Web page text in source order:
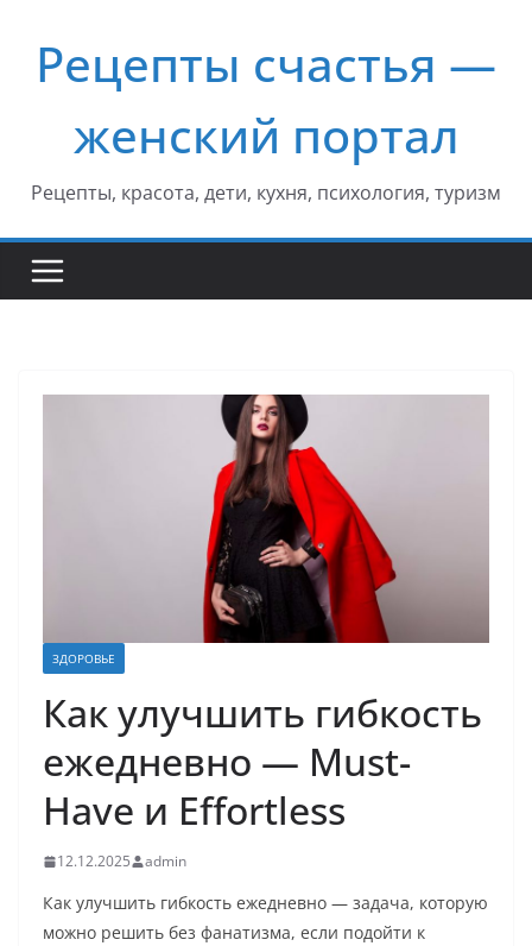
содержимому
Рецепты счастья —
женский портал
Рецепты, красота, дети, кухня, психология, туризм
ЗДОРОВЬЕ
Как улучшить гибкость
ежедневно — Must-
Have и Effortless
12.12.2025 admin
Как улучшить гибкость ежедневно — задача, которую
можно решить без фанатизма, если подойти к